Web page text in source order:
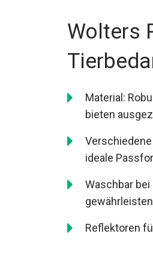
Wolters
Material:
bieten
ideale
Waschbar
Reflektoren